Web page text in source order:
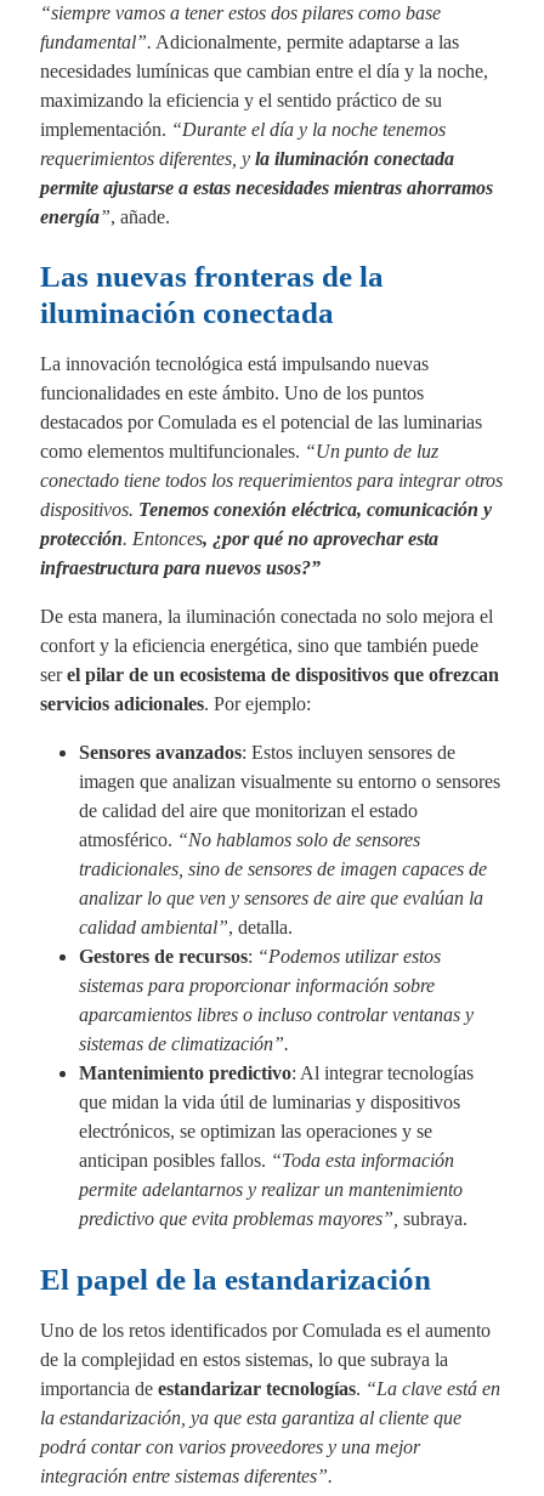
“siempre vamos a tener estos dos pilares como base
fundamental”. Adicionalmente, permite adaptarse a las
necesidades lumínicas que cambian entre el día y la noche,
maximizando la eficiencia y el sentido práctico de su
implementación. “Durante el día y la noche tenemos
requerimientos diferentes, yla iluminación conectada
permite ajustarse a estas necesidades mientras ahorramos
energía”, añade.
Las nuevas fronteras de la
iluminación conectada
La innovación tecnológica está impulsando nuevas
funcionalidades en este ámbito. Uno de los puntos
destacados por Comulada es el potencial de las luminarias
como elementos multifuncionales. “Un punto de luz
conectado tiene todos los requerimientos para integrar otros
dispositivos. Tenemos conexión eléctrica, comunicación y
protección. Entonces, ¿por qué no aprovechar esta
infraestructura para nuevos usos?”
De esta manera, la iluminación conectada no solo mejora el
confort y la eficiencia energética, sino que también puede
serel pilar de un ecosistema de dispositivos que ofrezcan
servicios adicionales. Por ejemplo:
Sensores avanzados: Estos incluyen sensores de
imagen que analizan visualmente su entorno o sensores
de calidad del aire que monitorizan el estado
atmosférico. “No hablamos solo de sensores
tradicionales, sino de sensores de imagen capaces de
analizar lo que ven y sensores de aire que evalúan la
calidad ambiental”, detalla.
Gestores de recursos: “Podemos utilizar estos
sistemas para proporcionar información sobre
aparcamientos libres o incluso controlar ventanas y
sistemas de climatización”.
Mantenimiento predictivo: Al integrar tecnologías
que midan la vida útil de luminarias y dispositivos
electrónicos, se optimizan las operaciones y se
anticipan posibles fallos. “Toda esta información
permite adelantarnos y realizar un mantenimiento
predictivo que evita problemas mayores”, subraya.
El papel de la estandarización
Uno de los retos identificados por Comulada es el aumento
de la complejidad en estos sistemas, lo que subraya la
importancia de estandarizar tecnologías. “La clave está en
la estandarización, ya que esta garantiza al cliente que
podrá contar con varios proveedores y una mejor
integración entre sistemas diferentes”.